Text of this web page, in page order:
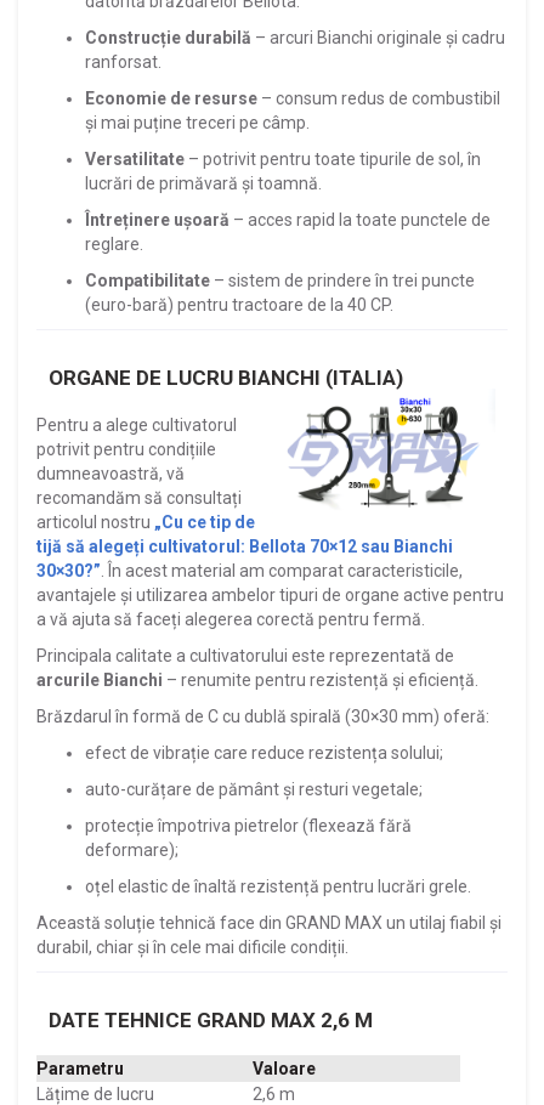
Construcție durabilă – arcuri Bianchi originale și cadru
ranforsat.
Economie de resurse – consum redus de combustibil
și mai puține treceri pe câmp.
Versatilitate – potrivit pentru toate tipurile de sol, în
lucrări de primăvară și toamnă.
Întreținere ușoară – acces rapid la toate punctele de
reglare.
Compatibilitate – sistem de prindere în trei puncte
(euro-bară) pentru tractoare de la 40 CP.
ORGANE DE LUCRU BIANCHI (ITALIA)
Pentru a alege cultivatorul
potrivit pentru condițiile
dumneavoastră, vă
recomandăm să consultați
articolul nostru „Cu ce tip de
tijă să alegeți cultivatorul: Bellota 70×12 sau Bianchi
30×30?” . În acest material am comparat caracteristicile,
avantajele și utilizarea ambelor tipuri de organe active pentru
a vă ajuta să faceți alegerea corectă pentru fermă.
Principala calitate a cultivatorului este reprezentată de
arcurile Bianchi – renumite pentru rezistență și eficiență.
Brăzdarul în formă de C cu dublă spirală (30×30 mm) oferă:
efect de vibrație care reduce rezistența solului;
auto-curățare de pământ și resturi vegetale;
protecție împotriva pietrelor (flexează fără
deformare);
oțel elastic de înaltă rezistență pentru lucrări grele.
Această soluție tehnică face din GRAND MAX un utilaj fiabil și
durabil, chiar și în cele mai dificile condiții.
DATE TEHNICE GRAND MAX 2,6 M
Parametru
Valoare
Lățime de lucru
2,6 m